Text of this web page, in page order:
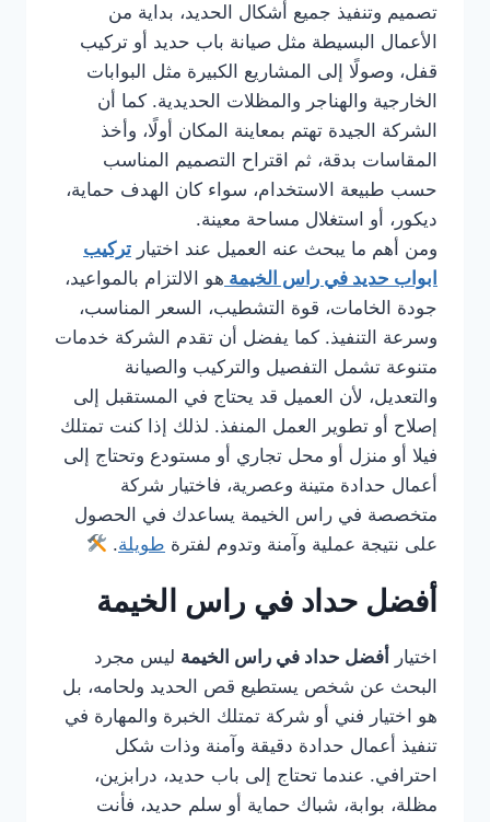
تصميم وتنفيذ جميع أشكال الحديد، بداية من
الأعمال البسيطة مثل صيانة باب حديد أو تركيب
قفل، وصولًا إلى المشاريع الكبيرة مثل البوابات
الخارجية والهناجر والمظلات الحديدية. كما أن
الشركة الجيدة تهتم بمعاينة المكان أولًا، وأخذ
المقاسات بدقة، ثم اقتراح التصميم المناسب
حسب طبيعة الاستخدام، سواء كان الهدف حماية،
ديكور، أو استغلال مساحة معينة.
ومن أهم ما يبحث عنه العميل عند اختيار تركيب
ابواب حديد في راس الخيمة هو الالتزام بالمواعيد،
جودة الخامات، قوة التشطيب، السعر المناسب،
وسرعة التنفيذ. كما يفضل أن تقدم الشركة خدمات
متنوعة تشمل التفصيل والتركيب والصيانة
والتعديل، لأن العميل قد يحتاج في المستقبل إلى
إصلاح أو تطوير العمل المنفذ. لذلك إذا كنت تمتلك
فيلا أو منزل أو محل تجاري أو مستودع وتحتاج إلى
أعمال حدادة متينة وعصرية، فاختيار شركة
متخصصة في راس الخيمة يساعدك في الحصول
على نتيجة عملية وآمنة وتدوم لفترة طويلة.
أفضل حداد في راس الخيمة
اختيار أفضل حداد في راس الخيمة ليس مجرد
البحث عن شخص يستطيع قص الحديد ولحامه، بل
هو اختيار فني أو شركة تمتلك الخبرة والمهارة في
تنفيذ أعمال حدادة دقيقة وآمنة وذات شكل
احترافي. عندما تحتاج إلى باب حديد، درابزين،
مظلة، بوابة، شباك حماية أو سلم حديد، فأنت